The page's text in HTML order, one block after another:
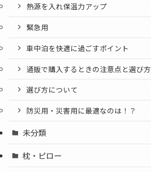
熱源を入れ保温力アップ
緊急用
車中泊を快適に過ごすポイント
通販で購入するときの注意点と選び方
選び方について
防災用・災害用に最適なのは！？
未分類
枕・ピロー